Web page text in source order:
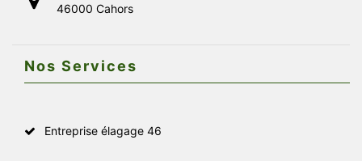
46000 Cahors
Nos Services
Entreprise élagage 46